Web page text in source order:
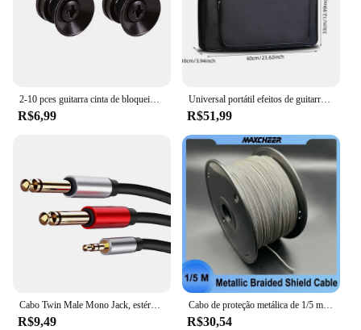
2-10 pces guitarra cinta de bloqueio de metal antiderrapante fivela de bloqueio pino pegs para baixo ukulele utton pinos de bloqueio de extremidade de metal acessórios de bloqueio
R$6,99
Universal portátil efeitos de guitarra pedal placa show saco caso macio estilo grande diy guitarra pedalboard acessórios armazenamento
R$51,99
Cabo Twin Male Mono Jack, estéreo, 1,8 m, 1, 8 ", 3,5mm, 6 ft, 1/4", 6,35mm
R$9,49
Cabo de proteção metálica de 1/5 metros, coberto de pano, encerado, um núcleo, escudo trançado, estilo vintage, fio de guitarra pushback
R$30,54